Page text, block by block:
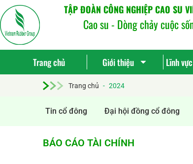
TẬP ĐOÀN CÔNG NGHIỆP CAO SU
Cao su - Dòng chảy cuộc
Trang chủ Giới thiệu Lĩnh
Trang chủ - 2024
Tin cổ đông Đại hội đồng cổ đông
BÁO CÁO TÀI CHÍNH